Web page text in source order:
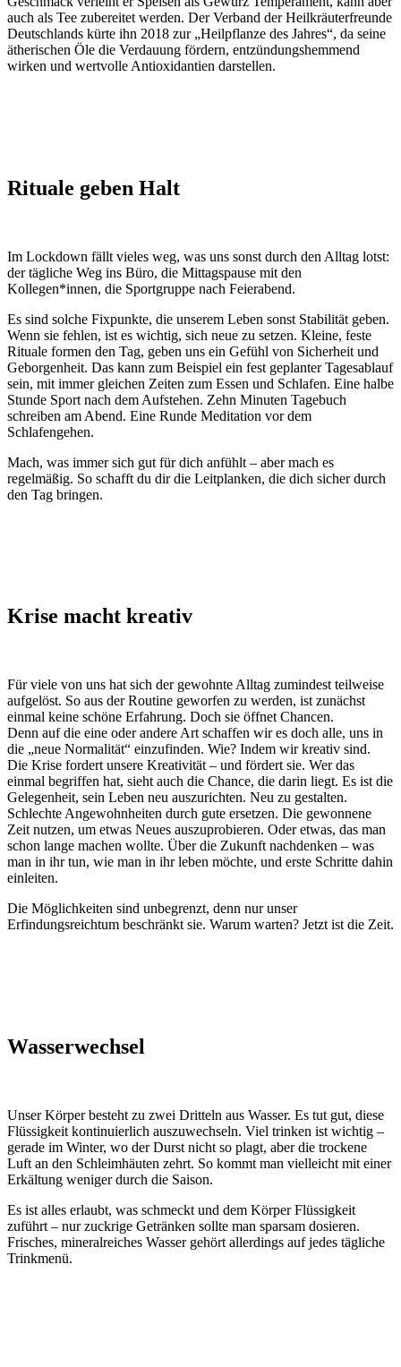
auch als Tee zubereitet werden. Der Verband der Heilkräuterfreunde
Deutschlands kürte ihn 2018 zur „Heilpflanze des Jahres“, da seine
ätherischen Öle die Verdauung fördern, entzündungshemmend
wirken und wertvolle Antioxidantien darstellen.
Rituale geben Halt
Im Lockdown fällt vieles weg, was uns sonst durch den Alltag lotst:
der tägliche Weg ins Büro, die Mittagspause mit den
Kollegen*innen, die Sportgruppe nach Feierabend.
Es sind solche Fixpunkte, die unserem Leben sonst Stabilität geben.
Wenn sie fehlen, ist es wichtig, sich neue zu setzen. Kleine, feste
Rituale formen den Tag, geben uns ein Gefühl von Sicherheit und
Geborgenheit. Das kann zum Beispiel ein fest geplanter Tagesablauf
sein, mit immer gleichen Zeiten zum Essen und Schlafen. Eine halbe
Stunde Sport nach dem Aufstehen. Zehn Minuten Tagebuch
schreiben am Abend. Eine Runde Meditation vor dem
Schlafengehen.
Mach, was immer sich gut für dich anfühlt – aber mach es
regelmäßig. So schafft du dir die Leitplanken, die dich sicher durch
den Tag bringen.
Krise macht kreativ
Für viele von uns hat sich der gewohnte Alltag zumindest teilweise
aufgelöst. So aus der Routine geworfen zu werden, ist zunächst
einmal keine schöne Erfahrung. Doch sie öffnet Chancen.
Denn auf die eine oder andere Art schaffen wir es doch alle, uns in
die „neue Normalität“ einzufinden. Wie? Indem wir kreativ sind.
Die Krise fordert unsere Kreativität – und fördert sie. Wer das
einmal begriffen hat, sieht auch die Chance, die darin liegt. Es ist die
Gelegenheit, sein Leben neu auszurichten. Neu zu gestalten.
Schlechte Angewohnheiten durch gute ersetzen. Die gewonnene
Zeit nutzen, um etwas Neues auszuprobieren. Oder etwas, das man
schon lange machen wollte. Über die Zukunft nachdenken – was
man in ihr tun, wie man in ihr leben möchte, und erste Schritte dahin
einleiten.
Die Möglichkeiten sind unbegrenzt, denn nur unser
Erfindungsreichtum beschränkt sie. Warum warten? Jetzt ist die Zeit.
Wasserwechsel
Unser Körper besteht zu zwei Dritteln aus Wasser. Es tut gut, diese
Flüssigkeit kontinuierlich auszuwechseln. Viel trinken ist wichtig –
gerade im Winter, wo der Durst nicht so plagt, aber die trockene
Luft an den Schleimhäuten zehrt. So kommt man vielleicht mit einer
Erkältung weniger durch die Saison.
Es ist alles erlaubt, was schmeckt und dem Körper Flüssigkeit
zuführt – nur zuckrige Getränken sollte man sparsam dosieren.
Frisches, mineralreiches Wasser gehört allerdings auf jedes tägliche
Trinkmenü.